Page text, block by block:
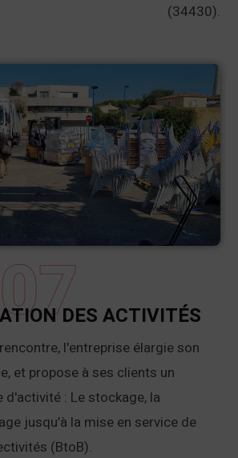
(34430).
DES ACTIVITÉS
l'entreprise élargie son
et propose à ses clients un
d'activité : Le stockage, la
jusqu’à la mise en service de
(BtoB).